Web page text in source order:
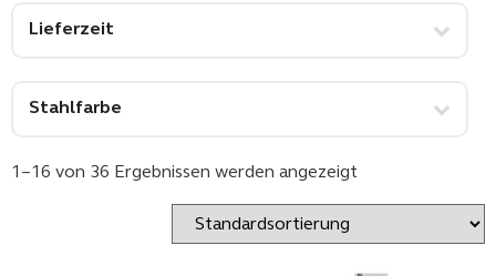
Lieferzeit
Stahlfarbe
1–16 von 36 Ergebnissen werden angezeigt